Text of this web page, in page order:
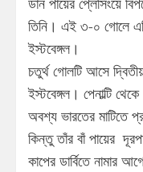
তিনি। এই ৩-০ গোলে
ইস্টবেঙ্গল।
চতুর্থ গোলটি আসে
ইস্টবেঙ্গল। পেনাল্টি
অবশ্য ভারতের মাটিতে
কিন্তু তাঁর বাঁ পায়ের
কাপের ডার্বিতে নামার